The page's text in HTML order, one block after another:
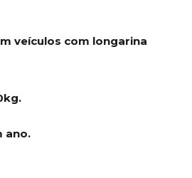
veículos com longarina
ano.